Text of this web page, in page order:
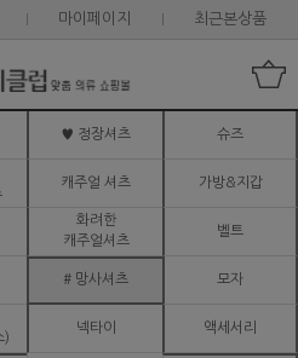
마이페이지 최근본상품
♥ 정장셔츠 슈즈
캐주얼 셔츠 가방&지갑
화려한
캐주얼셔츠
벨트
# 망사셔츠 모자
)
넥타이 액세서리